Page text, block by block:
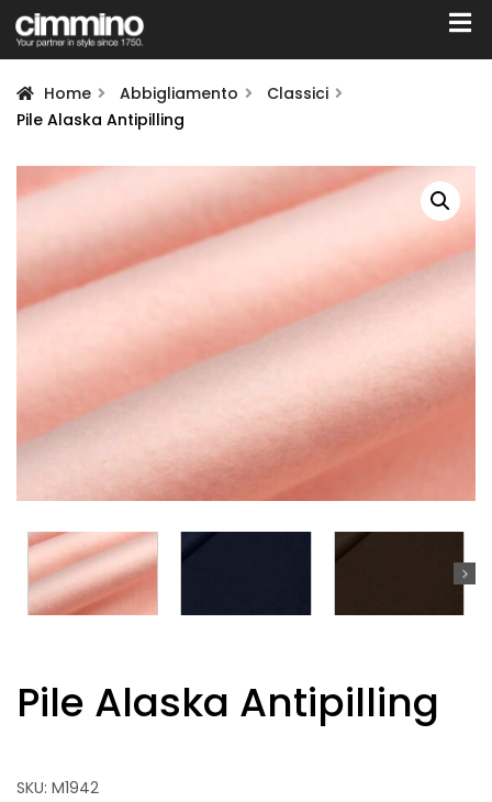
Home Abbigliamento
Classici
Pile Alaska Antipilling
Pile Alaska Antipilling
SKU: M1942